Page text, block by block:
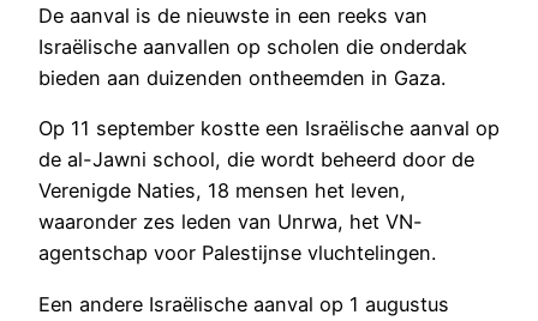
De aanval is de nieuwste in een reeks van
Israëlische aanvallen op scholen die onderdak
bieden aan duizenden ontheemden in Gaza.
Op 11 september kostte een Israëlische aanval op
de al-Jawni school, die wordt beheerd door de
Verenigde Naties, 18 mensen het leven,
waaronder zes leden van Unrwa, het VN-
agentschap voor Palestijnse vluchtelingen.
Een andere Israëlische aanval op 1 augustus